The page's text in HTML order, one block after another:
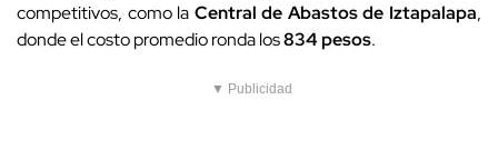
competitivos, como la Central de Abastos de Iztapalapa,
donde el costo promedio ronda los834 pesos.
▼ Publicidad